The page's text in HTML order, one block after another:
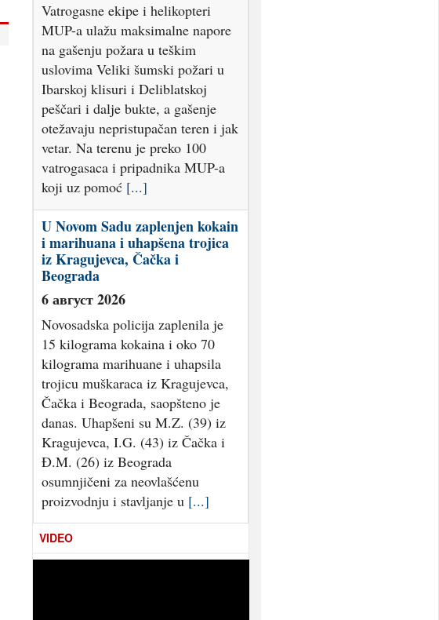
Novosadska policija zaplenila je
15 kilograma kokaina i oko 70
kilograma marihuane i uhapsila
trojicu muškaraca iz Kragujevca,
Čačka i Beograda, saopšteno je
danas. Uhapšeni su M.Z. (39) iz
Kragujevca, I.G. (43) iz Čačka i
Đ.M. (26) iz Beograda
osumnjičeni za neovlašćenu
proizvodnju i stavljanje u
Apokaliptični snimci nevremena
u Srbiji: Duva olujni vetar dok
besni požar, grmljavina
odzvanja Beogradom (video)
6 август 2026
U Banatu je nevreme uveliko
počelo, naročito u predelu kod
Deliblatske peščare u kojoj je
izbio novi požar u sredu 5. avgusta
zbog čega je Ministarstvo
unutrašnjih poslova moralo da
angažuje veliki broj vatrogasaca
uz podizanje čak dva helikoptera.
Vatrogasci se dugo bore sa
vatrenom stihijom koja [...]
VIDEO